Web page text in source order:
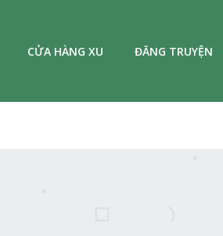
CỬA HÀNG XU ĐĂNG TRUYỆN